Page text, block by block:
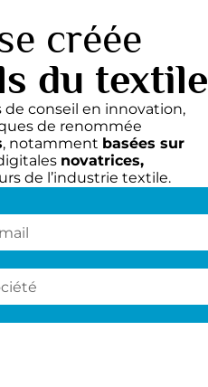
créée
du textile
de conseil en innovation,
de renommée
, notamment basées sur
novatrices,
de l’industrie textile.